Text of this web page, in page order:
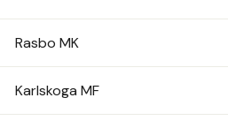
Rasbo MK
Karlskoga MF